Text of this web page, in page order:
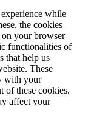
while
the cookies
on your browser
functionalities of
that help us
These
with your
of these cookies.
affect your